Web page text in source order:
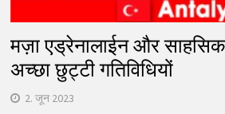
मज़ा एड्रेनालाईन और
अच्छा छुट्टी गतिविधियों
2. जून 2023